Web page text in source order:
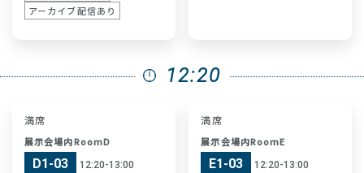
アーカイブ配信あり
12:20
満席
展示会場内RoomD
D1-03 12:20-13:00
満席
展示会場内RoomE
E1-03 12:20-13:00